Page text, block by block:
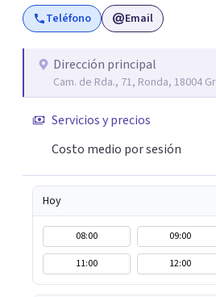
Teléfono Email
Dirección principal
Cam. de Rda., 71, Ronda, 18004
Servicios y precios
Costo medio por sesión
Hoy
08:00 09:00
11:00
12:00